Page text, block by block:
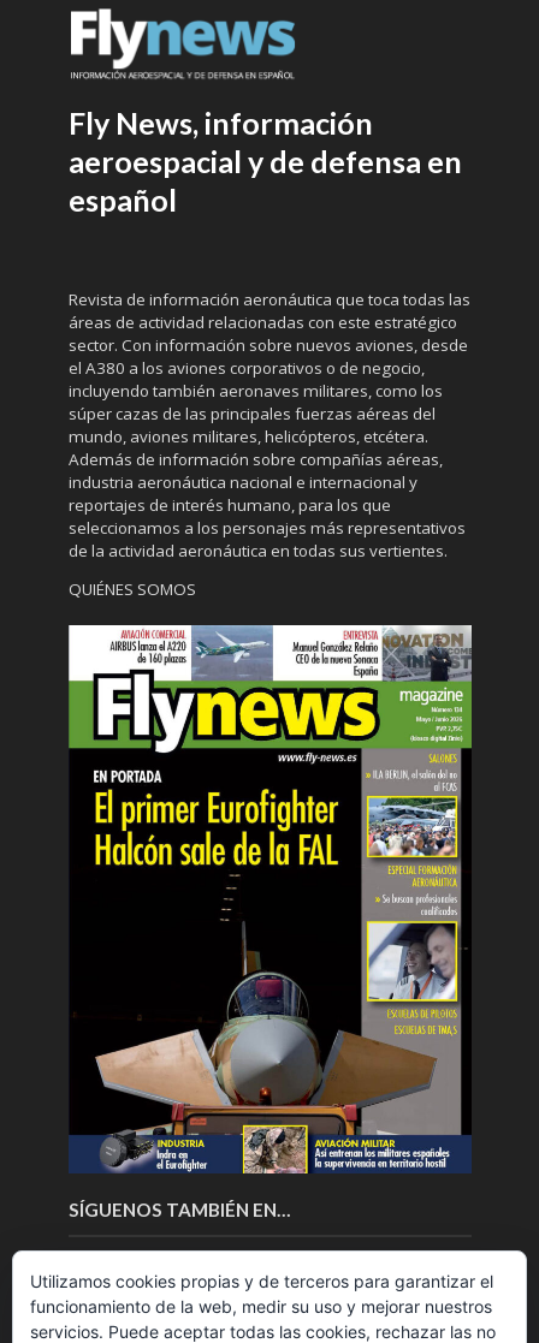
Fly News, información
aeroespacial y de defensa en
español
Revista de información aeronáutica que toca todas las
áreas de actividad relacionadas con este estratégico
sector. Con información sobre nuevos aviones, desde
el A380 a los aviones corporativos o de negocio,
incluyendo también aeronaves militares, como los
súper cazas de las principales fuerzas aéreas del
mundo, aviones militares, helicópteros, etcétera.
Además de información sobre compañías aéreas,
industria aeronáutica nacional e internacional y
reportajes de interés humano, para los que
seleccionamos a los personajes más representativos
de la actividad aeronáutica en todas sus vertientes.
QUIÉNES SOMOS
SÍGUENOS TAMBIÉN EN…
Utilizamos cookies propias y de terceros para garantizar el
funcionamiento de la web, medir su uso y mejorar nuestros
servicios. Puede aceptar todas las cookies, rechazar las no